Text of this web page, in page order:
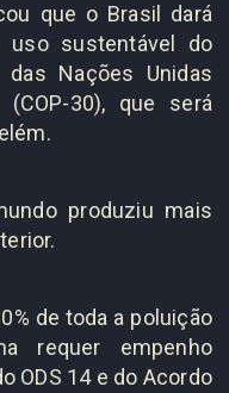
que o Brasil dará
uso sustentável do
Nações Unidas
30), que será
produziu mais
de toda a poluição
requer empenho
ODS 14 e do Acordo